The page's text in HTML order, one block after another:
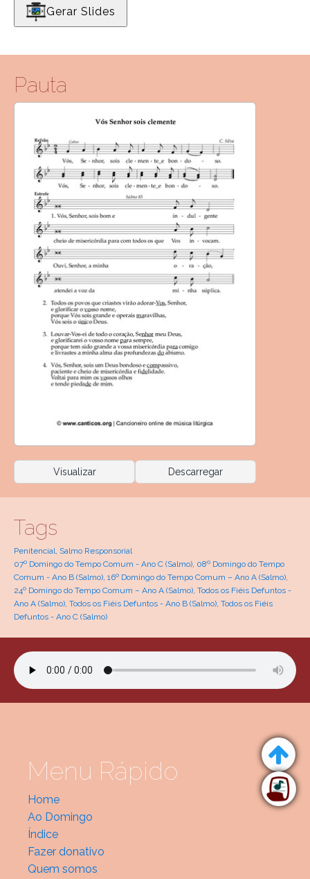
Gerar Slides
Pauta
Visualizar Descarregar
Tags
Penitencial, Salmo Responsorial
07º Domingo do Tempo Comum - Ano C (Salmo), 08º Domingo do Tempo
Comum - Ano B (Salmo), 16º Domingo do Tempo Comum – Ano A (Salmo),
24º Domingo do Tempo Comum – Ano A (Salmo), Todos os Fiéis Defuntos -
Ano A (Salmo), Todos os Fiéis Defuntos - Ano B (Salmo), Todos os Fiéis
Defuntos - Ano C (Salmo)
Menu Rápido
Home
Ao Domingo
Índice
Fazer donativo
Quem somos